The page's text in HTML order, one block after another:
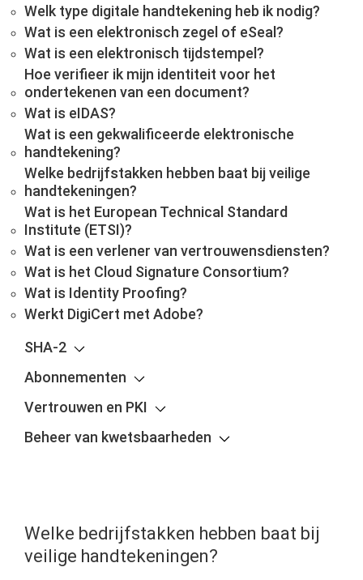
Welk type digitale handtekening heb ik nodig?
Wat is een elektronisch zegel of eSeal?
Wat is een elektronisch tijdstempel?
Hoe verifieer ik mijn identiteit voor het
ondertekenen van een document?
Wat is eIDAS?
Wat is een gekwalificeerde elektronische
handtekening?
Welke bedrijfstakken hebben baat bij veilige
handtekeningen?
Wat is het European Technical Standard
Institute (ETSI)?
Wat is een verlener van vertrouwensdiensten?
Wat is het Cloud Signature Consortium?
Wat is Identity Proofing?
Werkt DigiCert met Adobe?
SHA-2
Abonnementen
Vertrouwen en PKI
Beheer van kwetsbaarheden
Welke bedrijfstakken hebben baat bij
veilige handtekeningen?